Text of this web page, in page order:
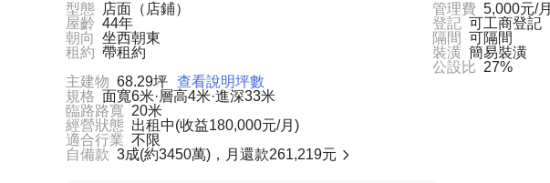
型態
店面（店鋪）
屋齡 44年
朝向 坐西朝東
租約 帶租約
管理費 5,000元/月
登記 可工商登記
隔間 可隔間
裝潢 簡易裝潢
公設比 27%
主建物 68.29坪 查看說明坪數
規格 面寬6米·層高4米·進深33米
臨路路寬 20米
經營狀態 出租中(收益180,000元/月)
適合行業 不限
自備款 3成(約3450萬)，月還款261,219元